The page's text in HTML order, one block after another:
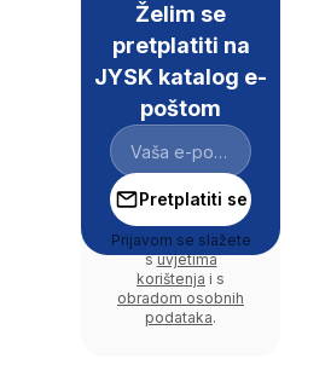
Želim se
pretplatiti na
JYSK katalog e-
poštom
Pretplatiti se
Prijavom se slažete
suvjetima
korištenja i s
obradom osobnih
podataka.